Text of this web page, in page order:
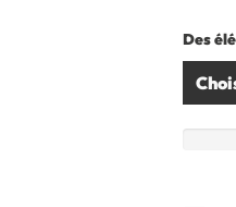
Des